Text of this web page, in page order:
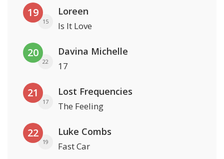
19
15
Loreen
Is It Love
20
22
Davina Michelle
17
21
17
Lost Frequencies
The Feeling
22
19
Luke Combs
Fast Car